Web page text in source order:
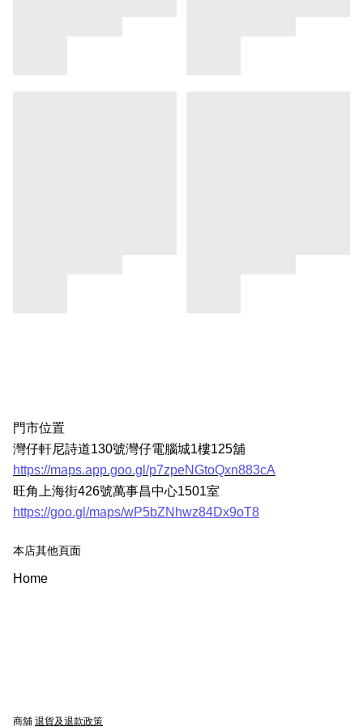
門市位置
灣仔軒尼詩道130號灣仔電腦城1樓125舖
https://maps.app.goo.gl/p7zpeNGtoQxn883cA
旺角上海街426號萬事昌中心1501室
https://goo.gl/maps/wP5bZNhwz84Dx9oT8
本店其他頁面
Home
商舖 退貨及退款政策